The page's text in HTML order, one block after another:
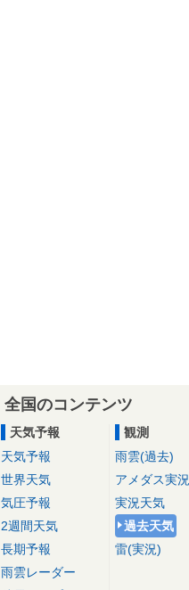
全国のコンテンツ
天気予報
天気予報
世界天気
気圧予報
2週間天気
長期予報
雨雲レーダー
観測
雨雲(過去)
アメダス実況
実況天気
過去天気
雷(実況)